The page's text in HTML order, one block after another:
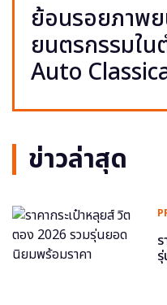
ย้อนรอยภาพ
ยนตรกรรมใน
Auto
ข่าวล่าสุด